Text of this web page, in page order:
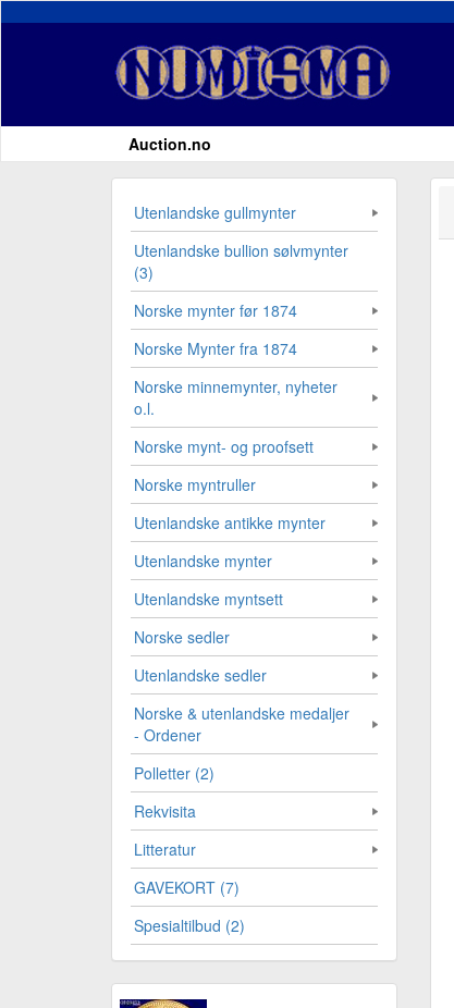
Auction.no
Utenlandske gullmynter
Utenlandske bullion sølvmynter
(3)
Norske mynter før 1874
Norske Mynter fra 1874
Norske minnemynter, nyheter
o.l.
Norske mynt- og proofsett
Norske myntruller
Utenlandske antikke mynter
Utenlandske mynter
Utenlandske myntsett
Norske sedler
Utenlandske sedler
Norske & utenlandske medaljer
- Ordener
Polletter (2)
Rekvisita
Litteratur
GAVEKORT (7)
Spesialtilbud (2)